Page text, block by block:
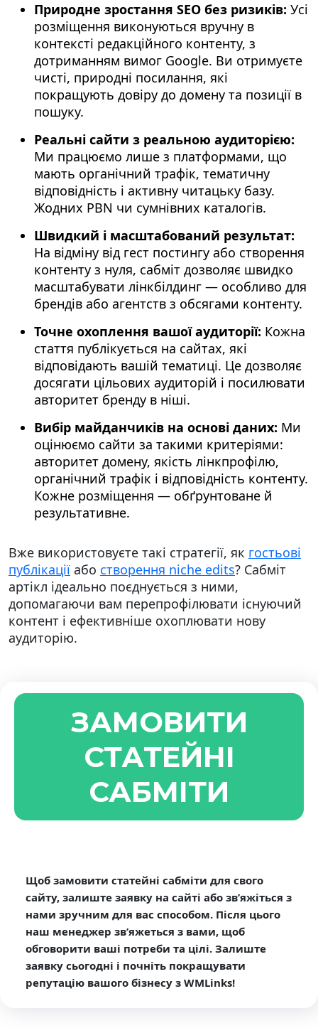
Природне зростання SEO без ризиків: Усі
розміщення виконуються вручну в
контексті редакційного контенту, з
дотриманням вимог Google. Ви отримуєте
чисті, природні посилання, які
покращують довіру до домену та позиції в
пошуку.
Реальні сайти з реальною аудиторією:
Ми працюємо лише з платформами, що
мають органічний трафік, тематичну
відповідність і активну читацьку базу.
Жодних PBN чи сумнівних каталогів.
Швидкий і масштабований результат:
На відміну від гест постингу або створення
контенту з нуля, сабміт дозволяє швидко
масштабувати лінкбілдинг — особливо для
брендів або агентств з обсягами контенту.
Точне охоплення вашої аудиторії: Кожна
стаття публікується на сайтах, які
відповідають вашій тематиці. Це дозволяє
досягати цільових аудиторій і посилювати
авторитет бренду в ніші.
Вибір майданчиків на основі даних: Ми
оцінюємо сайти за такими критеріями:
авторитет домену, якість лінкпрофілю,
органічний трафік і відповідність контенту.
Кожне розміщення — обґрунтоване й
результативне.
Вже використовуєте такі стратегії, як гостьові
публікації або створення niche edits? Сабміт
артікл ідеально поєднується з ними,
допомагаючи вам перепрофілювати існуючий
контент і ефективніше охоплювати нову
аудиторію.
ЗАМОВИТИ
СТАТЕЙНІ
САБМІТИ
Щоб замовити статейні сабміти для свого
сайту, залиште заявку на сайті або зв’яжіться з
нами зручним для вас способом. Після цього
наш менеджер зв’яжеться з вами, щоб
обговорити ваші потреби та цілі. Залиште
заявку сьогодні і почніть покращувати
репутацію вашого бізнесу з WMLinks!